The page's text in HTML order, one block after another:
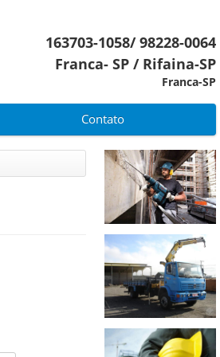
163703-1058/ 98228-0064
Franca- SP / Rifaina-SP
Franca-SP
Contato